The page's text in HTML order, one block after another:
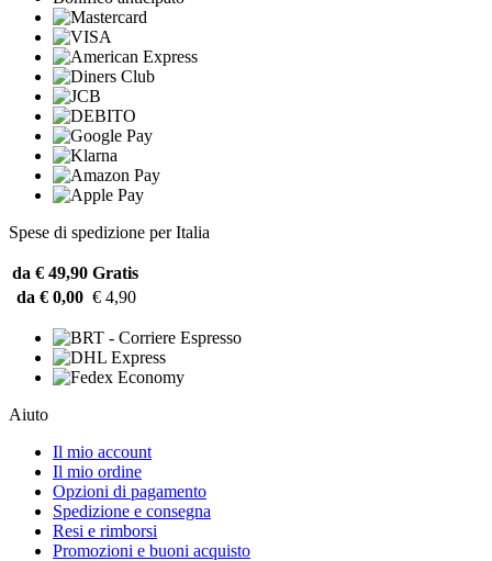
Spese di spedizione per Italia
da € 49,90 Gratis
da € 0,00 € 4,90
Aiuto
Il mio account
Il mio ordine
Opzioni di pagamento
Spedizione e consegna
Resi e rimborsi
Promozioni e buoni acquisto